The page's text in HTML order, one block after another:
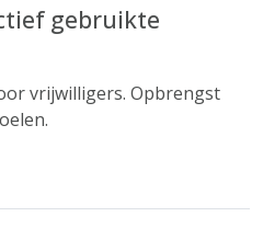
gebruikte
vrijwilligers. Opbrengst